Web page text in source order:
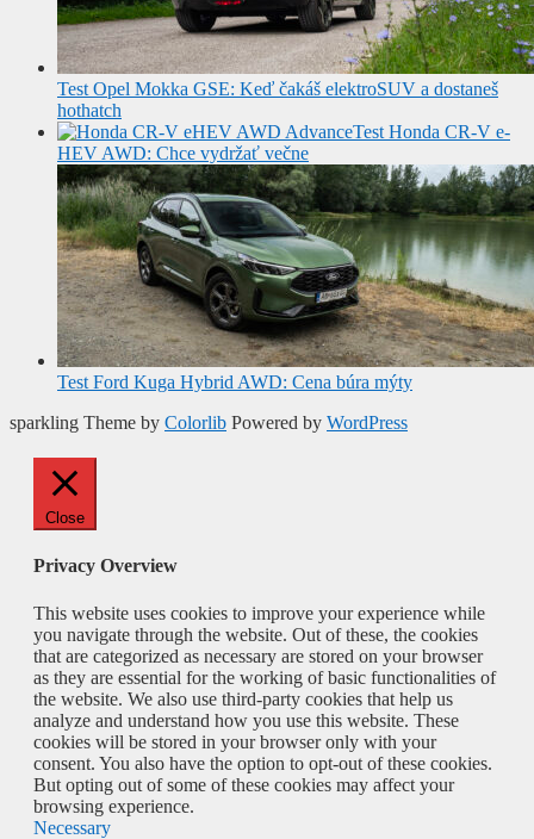
Test Opel Mokka GSE: Keď čakáš elektroSUV a dostaneš
hothatch
Test Honda CR-V e-
HEV AWD: Chce vydržať večne
Test Ford Kuga Hybrid AWD: Cena búra mýty
sparkling Theme by Colorlib Powered by WordPress
Close
Privacy Overview
This website uses cookies to improve your experience while
you navigate through the website. Out of these, the cookies
that are categorized as necessary are stored on your browser
as they are essential for the working of basic functionalities of
the website. We also use third-party cookies that help us
analyze and understand how you use this website. These
cookies will be stored in your browser only with your
consent. You also have the option to opt-out of these cookies.
But opting out of some of these cookies may affect your
browsing experience.
Necessary